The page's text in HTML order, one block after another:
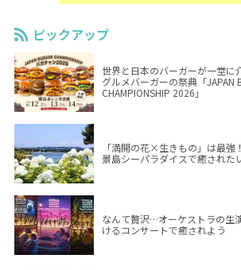
ピックアップ
世界と日本のバーガーが一堂に
グルメバーガーの祭典「JAPAN
CHAMPIONSHIP 2026」
「満開の花×生きもの」は最強
景島シーパラダイスで癒された
なんて贅沢…オーケストラの生
けるコンサートで癒されよう